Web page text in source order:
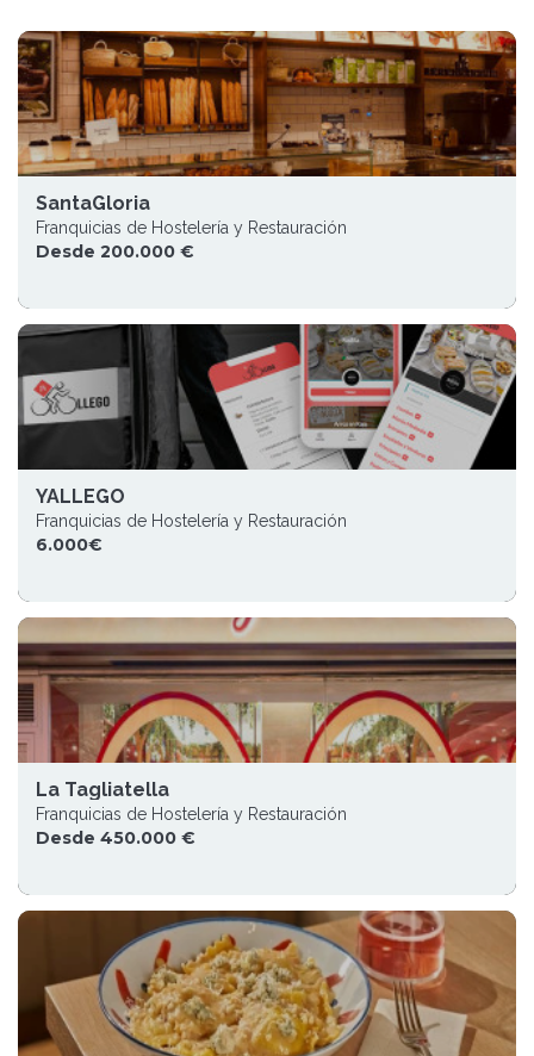
SantaGloria
Franquicias de Hostelería y Restauración
Desde 200.000 €
YALLEGO
Franquicias de Hostelería y Restauración
6.000€
La Tagliatella
Franquicias de Hostelería y Restauración
Desde 450.000 €